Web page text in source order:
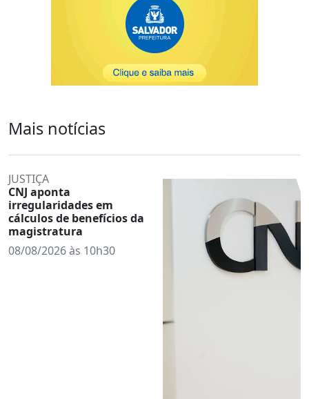
Mais notícias
JUSTIÇA
CNJ aponta
irregularidades em
cálculos de benefícios da
magistratura
08/08/2026 às 10h30